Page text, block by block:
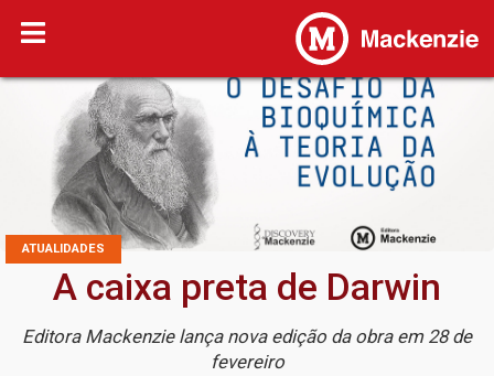
ATUALIDADES
A caixa preta de Darwin
Editora Mackenzie lança nova edição da obra em 28 de
fevereiro